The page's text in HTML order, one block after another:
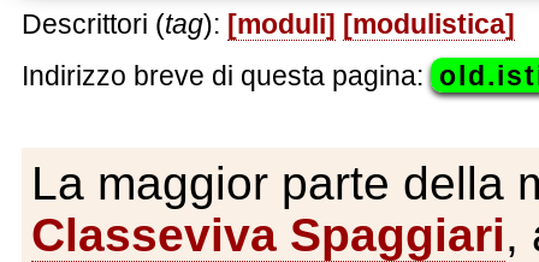
Descrittori (tag): [moduli] [modulistica]
Indirizzo breve di questa pagina:
La maggior parte della
Classeviva Spaggiari,